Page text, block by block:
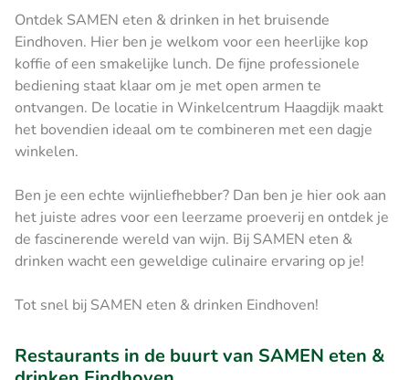
Ontdek SAMEN eten & drinken in het bruisende
Eindhoven. Hier ben je welkom voor een heerlijke kop
koffie of een smakelijke lunch. De fijne professionele
bediening staat klaar om je met open armen te
ontvangen. De locatie in Winkelcentrum Haagdijk maakt
het bovendien ideaal om te combineren met een dagje
winkelen.
Ben je een echte wijnliefhebber? Dan ben je hier ook aan
het juiste adres voor een leerzame proeverij en ontdek je
de fascinerende wereld van wijn. Bij SAMEN eten &
drinken wacht een geweldige culinaire ervaring op je!
Tot snel bij SAMEN eten & drinken Eindhoven!
Restaurants in de buurt van SAMEN eten &